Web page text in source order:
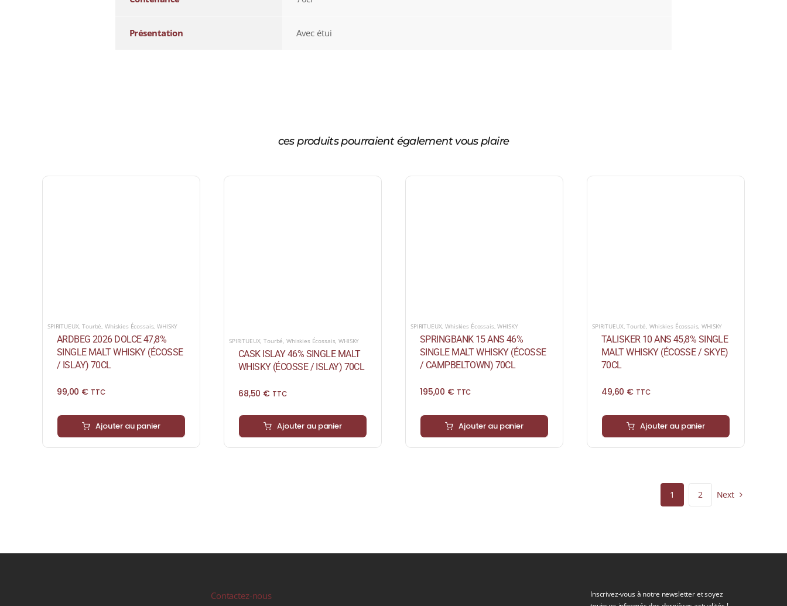
Présentation Avec étui
ces produits pourraient également vous plaire
SPIRITUEUX,Tourbé, Whiskies Écossais,WHISKY
ARDBEG 2026 DOLCE 47,8%
SINGLE MALT WHISKY (ÉCOSSE
/ ISLAY) 70CL
99,00 € TTC
Ajouter au panier
SPIRITUEUX ,Tourbé Whiskies Écossais ,WHISKY
CASK ISLAY 46% SINGLE MALT
WHISKY (ÉCOSSE / ISLAY) 70CL
68,50 € TTC
Ajouter au panier
SPIRITUEUX,Whiskies Écossais,WHISKY
SPRINGBANK 15 ANS 46%
SINGLE MALT WHISKY (ÉCOSSE
/ CAMPBELTOWN) 70CL
195,00 € TTC
Ajouter au panier
SPIRITUEUX,Tourbé,Whiskies Écossais,WHISKY
TALISKER 10 ANS 45,8% SINGLE
MALT WHISKY (ÉCOSSE / SKYE)
70CL
49,60 € TTC
Ajouter au panier
1 2 Next
Contactez-nous
Inscrivez-vous à notre newsletter et soyez